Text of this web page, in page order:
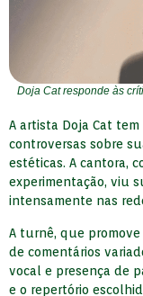
Doja Cat responde às
A artista Doja Cat
controversas sobre
estéticas. A cantora,
experimentação, viu
intensamente nas
A turnê, que
de comentários
vocal e presença de
e o repertório